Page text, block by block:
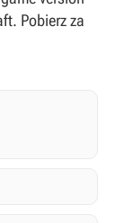
Pobierz za